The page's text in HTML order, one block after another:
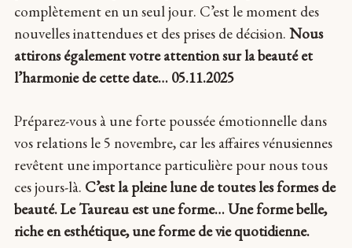
complètement en un seul jour. C’est le moment des
nouvelles inattendues et des prises de décision. Nous
attirons également votre attention sur la beauté et
l’harmonie de cette date… 05.11.2025
Préparez-vous à une forte poussée émotionnelle dans
vos relations le 5 novembre, car les affaires vénusiennes
revêtent une importance particulière pour nous tous
ces jours-là. C’est la pleine lune de toutes les formes de
beauté. Le Taureau est une forme… Une forme belle,
riche en esthétique, une forme de vie quotidienne.